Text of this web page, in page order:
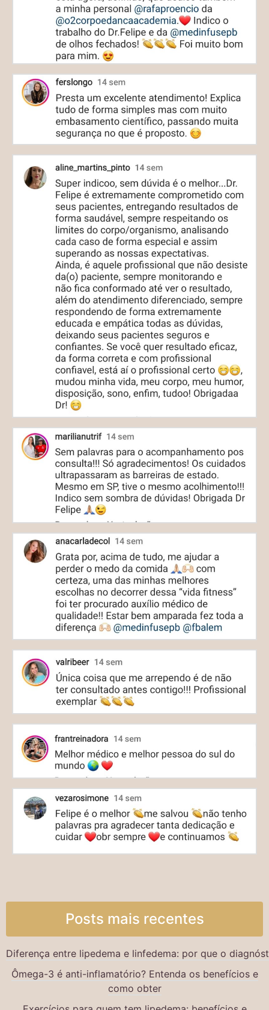
Posts mais recentes
Diferença entre lipedema e linfedema: por que o
Ômega-3 é anti-inflamatório? Entenda os benefícios e
como obter